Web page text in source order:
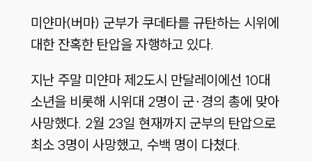
미얀마(버마) 군부가 쿠데타를 규탄하는 시위에
대한 잔혹한 탄압을 자행하고 있다.
지난 주말 미얀마 제2도시 만달레이에선 10대
소년을 비롯해 시위대 2명이 군∙경의 총에 맞아
사망했다. 2월 23일 현재까지 군부의 탄압으로
최소 3명이 사망했고, 수백 명이 다쳤다.